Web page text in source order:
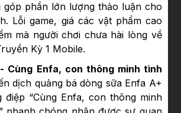
góp phần lớn lượng thảo luận cho
Lỗi game, giá các vật phẩm cao
mà người chơi chưa hài lòng về
Kỳ 1 Mobile.
Cùng Enfa, con thông minh tình
dịch quảng bá dòng sữa Enfa A+
điệp “Cùng Enfa, con thông minh